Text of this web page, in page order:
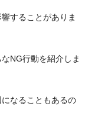
することがありま
NG行動を紹介しま
なることもあるの